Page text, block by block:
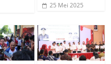
25 Mei 2025